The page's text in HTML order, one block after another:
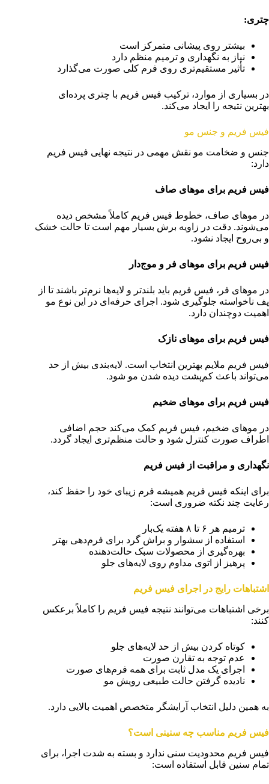
چتری:
بیشتر روی پیشانی متمرکز است
نیاز به نگهداری و ترمیم منظم دارد
تأثیر مستقیم‌تری روی فرم کلی صورت می‌گذارد
در بسیاری از موارد، ترکیب فیس فریم با چتری پرده‌ای
بهترین نتیجه را ایجاد می‌کند.
فیس فریم و جنس مو
جنس و ضخامت مو نقش مهمی در نتیجه نهایی فیس فریم
دارد:
فیس فریم برای موهای صاف
در موهای صاف، خطوط فیس فریم کاملاً مشخص دیده
می‌شوند. دقت در زاویه برش بسیار مهم است تا حالت خشک
و بی‌روح ایجاد نشود.
فیس فریم برای موهای فر و موج‌دار
در موهای فر، فیس فریم باید بلندتر و لایه‌ها نرم‌تر باشند تا از
پف ناخواسته جلوگیری شود. اجرای حرفه‌ای در این نوع مو
اهمیت دوچندان دارد.
فیس فریم برای موهای نازک
فیس فریم ملایم بهترین انتخاب است. لایه‌بندی بیش از حد
می‌تواند باعث کم‌پشت دیده شدن مو شود.
فیس فریم برای موهای ضخیم
در موهای ضخیم، فیس فریم کمک می‌کند حجم اضافی
اطراف صورت کنترل شود و حالت منظم‌تری ایجاد گردد.
نگهداری و مراقبت از فیس فریم
برای اینکه فیس فریم همیشه فرم زیبای خود را حفظ کند،
رعایت چند نکته ضروری است:
ترمیم هر ۶ تا ۸ هفته یک‌بار
استفاده از سشوار و براش گرد برای فرم‌دهی بهتر
بهره‌گیری از محصولات سبک حالت‌دهنده
پرهیز از اتوی مداوم روی لایه‌های جلو
اشتباهات رایج در اجرای فیس فریم
برخی اشتباهات می‌توانند نتیجه فیس فریم را کاملاً برعکس
کنند:
کوتاه کردن بیش از حد لایه‌های جلو
عدم توجه به تقارن صورت
اجرای یک مدل ثابت برای همه فرم‌های صورت
نادیده گرفتن حالت طبیعی رویش مو
به همین دلیل انتخاب آرایشگر متخصص اهمیت بالایی دارد.
فیس فریم مناسب چه سنینی است؟
فیس فریم محدودیت سنی ندارد و بسته به شدت اجرا، برای
تمام سنین قابل استفاده است: